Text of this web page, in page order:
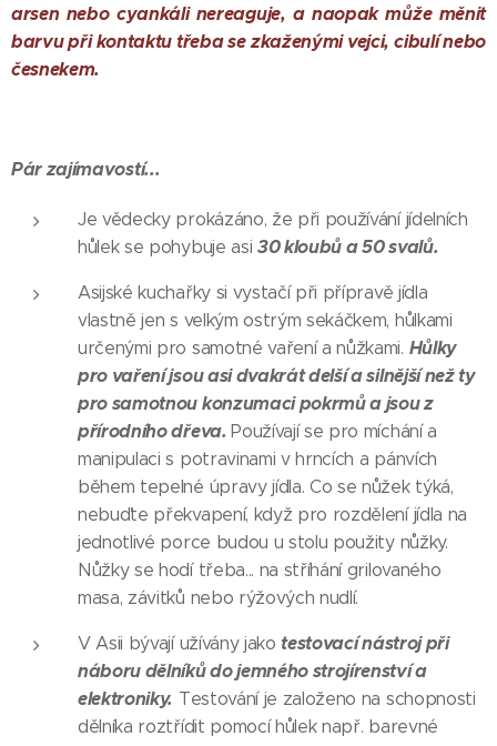
arsen nebo cyankáli nereaguje, a naopak může měnit
barvu při kontaktu třeba se zkaženými vejci, cibulí nebo
česnekem.
Pár zajímavostí...
Je vědecky prokázáno, že při používání jídelních
hůlek se pohybuje asi 30 kloubů a 50 svalů.
Asijské kuchařky si vystačí při přípravě jídla
vlastně jen s velkým ostrým sekáčkem, hůlkami
určenými pro samotné vaření a nůžkami. Hůlky
pro vaření jsou asi dvakrát delší a silnější než ty
pro samotnou konzumaci pokrmů a jsou z
přírodního dřeva.Používají se pro míchání a
manipulaci s potravinami v hrncích a pánvích
během tepelné úpravy jídla. Co se nůžek týká,
nebuďte překvapení, když pro rozdělení jídla na
jednotlivé porce budou u stolu použity nůžky.
Nůžky se hodí třeba... na stříhání grilovaného
masa, závitků nebo rýžových nudlí.
V Asii bývají užívány jako testovací nástroj při
náboru dělníků do jemného strojírenství a
elektroniky. Testování je založeno na schopnosti
dělníka roztřídit pomocí hůlek např. barevné